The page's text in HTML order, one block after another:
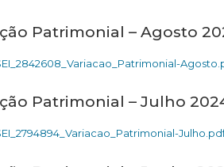
Patrimonial – Agosto
Patrimonial – Julho